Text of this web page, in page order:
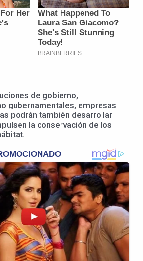
de gobierno,
gubernamentales, empresas
podrán también desarrollar
la conservación de los